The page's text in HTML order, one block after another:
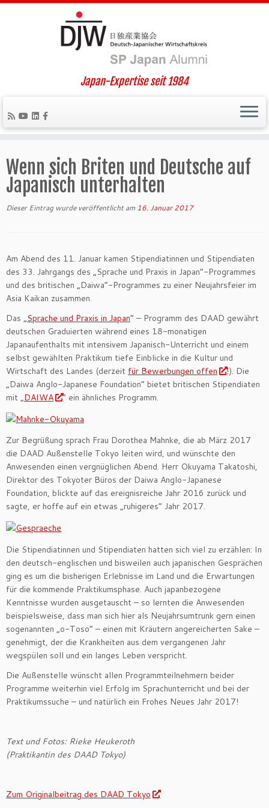
Inhalt
springen
Japan-Expertise seit 1984
Wenn sich Briten und Deutsche auf
Japanisch unterhalten
Dieser Eintrag wurde veröffentlicht am 16. Januar 2017
Am Abend des 11. Januar kamen Stipendiatinnen und Stipendiaten
des 33. Jahrgangs des „Sprache und Praxis in Japan“-Programmes
und des britischen „Daiwa“-Programmes zu einer Neujahrsfeier im
Asia Kaikan zusammen.
Das „Sprache und Praxis in Japan“ – Programm des DAAD gewährt
deutschen Graduierten während eines 18-monatigen
Japanaufenthalts mit intensivem Japanisch-Unterricht und einem
selbst gewählten Praktikum tiefe Einblicke in die Kultur und
Wirtschaft des Landes (derzeit für Bewerbungen offen
!). Die
„Daiwa Anglo-Japanese Foundation“ bietet britischen Stipendiaten
mit „DAIWA “ ein ähnliches Programm.
Zur Begrüßung sprach Frau Dorothea Mahnke, die ab März 2017
die DAAD Außenstelle Tokyo leiten wird, und wünschte den
Anwesenden einen vergnüglichen Abend. Herr Okuyama Takatoshi,
Direktor des Tokyoter Büros der Daiwa Anglo-Japanese
Foundation, blickte auf das ereignisreiche Jahr 2016 zurück und
sagte, er hoffe auf ein etwas „ruhigeres“ Jahr 2017.
Die Stipendiatinnen und Stipendiaten hatten sich viel zu erzählen: In
den deutsch-englischen und bisweilen auch japanischen Gesprächen
ging es um die bisherigen Erlebnisse im Land und die Erwartungen
für die kommende Praktikumsphase. Auch japanbezogene
Kenntnisse wurden ausgetauscht – so lernten die Anwesenden
beispielsweise, dass man sich hier als Neujahrsumtrunk gern einen
sogenannten „o-Toso“ – einen mit Kräutern angereicherten Sake –
genehmigt, der die Krankheiten aus dem vergangenen Jahr
wegspülen soll und ein langes Leben verspricht.
Die Außenstelle wünscht allen Programmteilnehmern beider
Programme weiterhin viel Erfolg im Sprachunterricht und bei der
Praktikumssuche – und natürlich ein Frohes Neues Jahr 2017!
Text und Fotos: Rieke Heukeroth
(Praktikantin des DAAD Tokyo)
Zum Originalbeitrag des DAAD Tokyo